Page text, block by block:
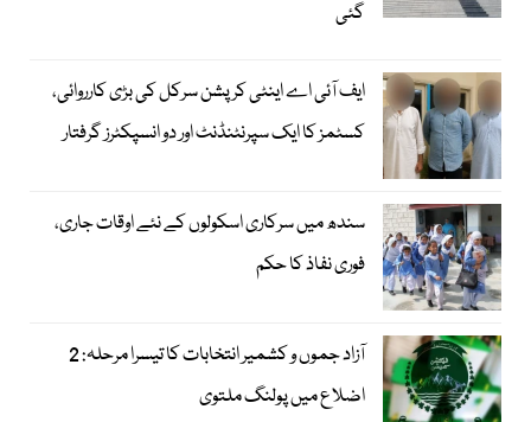
گئی
ایف آئی اے اینٹی کرپشن سرکل کی بڑی کارروائی،
کسٹمز کا ایک سپرنٹنڈنٹ اور دو انسپکٹرز گرفتار
سندھ میں سرکاری اسکولوں کے نئے اوقات جاری،
فوری نفاذ کا حکم
آزاد جموں و کشمیر انتخابات کا تیسرا مرحلہ: 2
اضلاع میں پولنگ ملتوی